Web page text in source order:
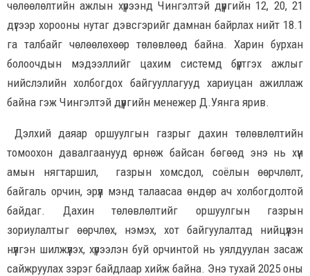
чөлөөлөлтийн ажлын хүрээнд Чингэлтэй дүүргийн 12, 20, 21
дүгээр хорооны нутаг дэвсгэрийг дамнан байрлах нийт 18.1
га талбайг чөлөөлөхөөр төлөвлөөд байна. Харин бурхан
болоочдын мэдээллийг цахим системд бүртгэх ажлыг
нийслэлийн холбогдох байгууллагууд хариуцан ажиллаж
байна гэж Чингэлтэй дүүргийн менежер Д.Уянга ярив.
Дэлхий даяар оршуулгын газрыг дахин төлөвлөлтийн
томоохон давалгаанууд өрнөж байсан бөгөөд энэ нь хүн
амын нягтаршил, газрын хомсдол, соёлын өөрчлөлт,
байгаль орчин, эрүүл мэнд талаасаа өндөр ач холбогдолтой
байдаг. Дахин төлөвлөлтийг оршуулгын газрын
зориулалтыг өөрчлөх, нэмэх, хот байгуулалтад нийцүүлэн
нүүлгэн шилжүүлэх, хүрээлэн буй орчинтой нь уялдуулан засаж
сайжруулах зэрэг байдлаар хийж байна. Энэ тухай 2025 оны